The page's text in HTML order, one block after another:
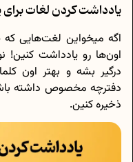
یادداشت کردن لغات برای
اگه میخواین لغت‌هایی که
اون‌ها رو یادداشت
درگیر بشه و بهتر اون
دفترچه مخصوص داشته
ذخیره کنین.